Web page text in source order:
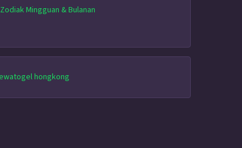
Zodiak Mingguan & Bulanan
hongkong